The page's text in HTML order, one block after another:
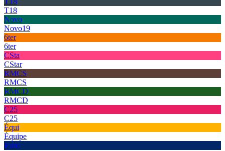
T18
Novo
Novo19
6ter
6ter
CSta
CStar
RMCS
RMCS
RMCD
RMCD
C25
C25
Équi
Équipe
Euro